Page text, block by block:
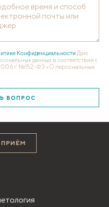
КонфиденциальностиДаю
данных в соответствии с
г. №152-ФЗ «О персональных
ВОПРОС